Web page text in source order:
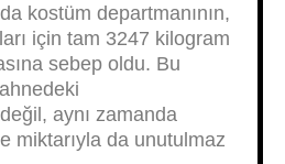
kostüm departmanının,
için tam 3247 kilogram
sebep oldu. Bu
aynı zamanda
miktarıyla da unutulmaz